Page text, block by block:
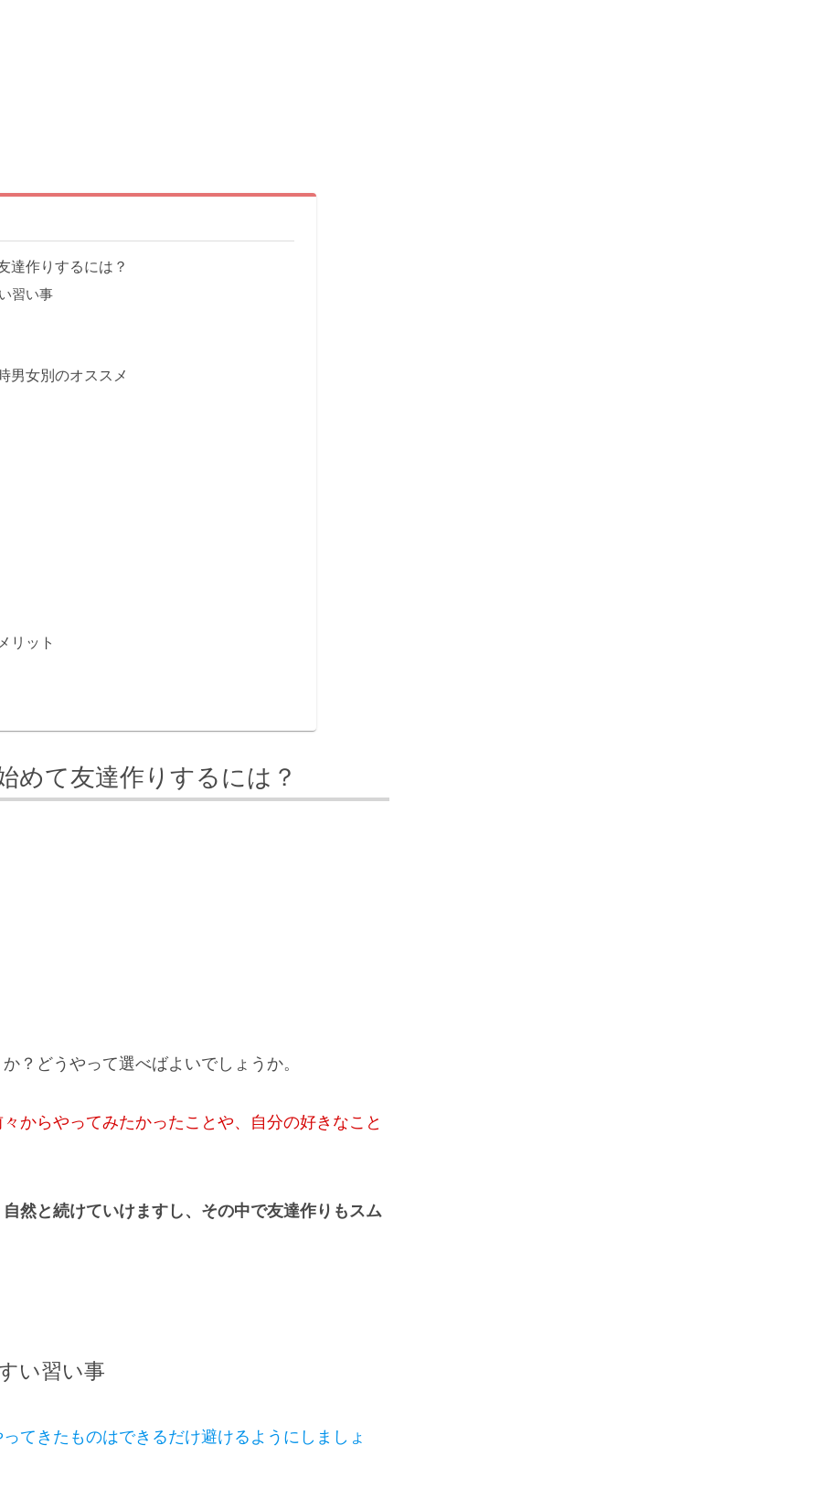
達作りするには？
習い事
男女別のオススメ
リット
めて友達作りするには？
？どうやって選べばよいでしょうか。
からやってみたかったことや、自分の好きなこと
然と続けていけますし、その中で友達作りもスム
い習い事
てきたものはできるだけ避けるようにしましょ